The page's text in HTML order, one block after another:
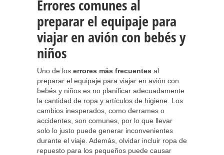
Errores comunes al
preparar el equipaje para
viajar en avión con bebés y
niños
Uno de los errores más frecuentes al
preparar el equipaje para viajar en avión con
bebés y niños es no planificar adecuadamente
la cantidad de ropa y artículos de higiene. Los
cambios inesperados, como derrames o
accidentes, son comunes, por lo que llevar
solo lo justo puede generar inconvenientes
durante el viaje. Además, olvidar incluir ropa de
repuesto para los pequeños puede causar